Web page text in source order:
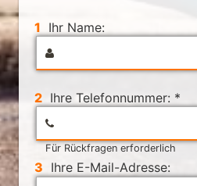
1 Ihr Name:
2 Ihre Telefonnummer: *
Für Rückfragen erforderlich
3 Ihre E-Mail-Adresse: